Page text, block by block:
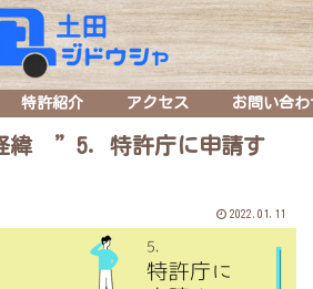
特許紹介 アクセス お問い合わ
緯 ”5．特許庁に申請す
2022.01.11